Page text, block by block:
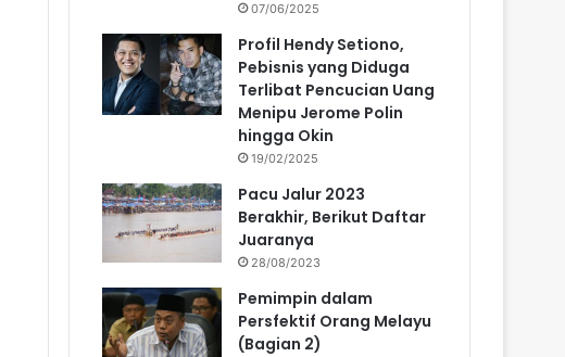
07/06/2025
Profil Hendy Setiono,
Pebisnis yang Diduga
Terlibat Pencucian Uang
Menipu Jerome Polin
hingga Okin
19/02/2025
Pacu Jalur 2023
Berakhir, Berikut Daftar
Juaranya
28/08/2023
Pemimpin dalam
Persfektif Orang Melayu
(Bagian 2)